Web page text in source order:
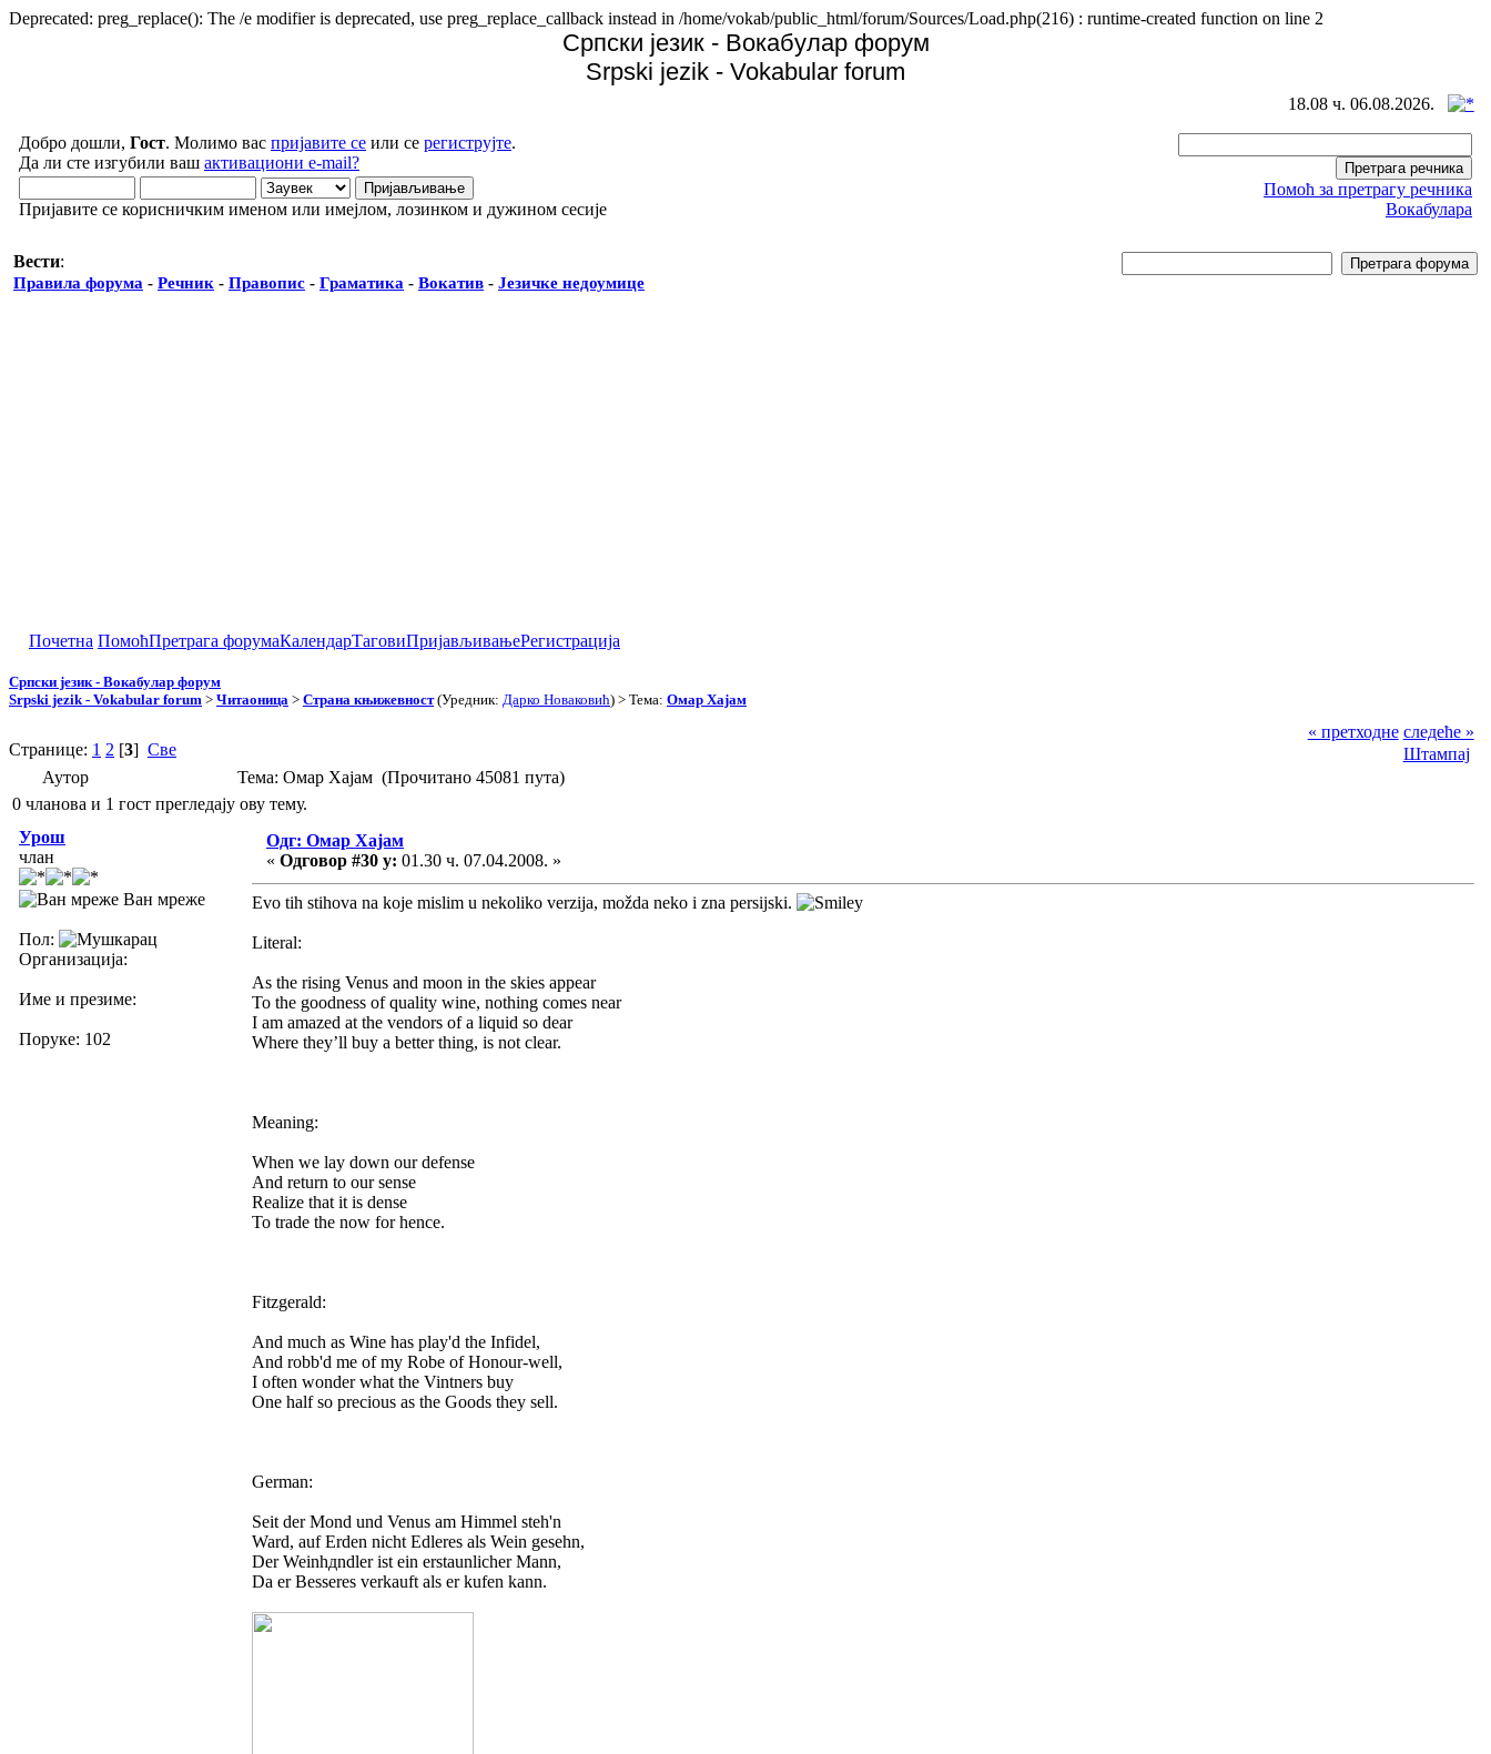
Deprecated: preg_replace(): The /e modifier is deprecated, use preg_replace_callback instead in /home/vokab/public_html/forum/Sources/Load.php(216) : runtime-created function on line 2
Српски језик - Вокабулар форум
Srpski jezik - Vokabular forum
18.08 ч. 06.08.2026.
Добро дошли, Гост. Молимо вас пријавите се или се региструјте.
Да ли сте изгубили ваш активациони e-mail?
Пријавите се корисничким именом или имејлом, лозинком и дужином сесије
Помоћ за претрагу речника
Вокабулара
Вести:
Правила форума - Речник - Правопис - Граматика - Вокатив - Језичке недоумице
Почетна ПомоћПретрага форумаКалендарТаговиПријављивањеРегистрација
Српски језик - Вокабулар форум
Srpski jezik - Vokabular forum > Читаоница > Страна књижевност(Уредник: Дарко Новаковић) > Тема: Омар Хајам
Странице: 1 2 [3] Све
« претходне следеће »
Штампај
Аутор
Тема: Омар Хајам (Прочитано 45081 пута)
0 чланова и 1 гост прегледају ову тему.
Урош
члан
Ван мреже
Пол:
Организација:
Име и презиме:
Поруке: 102
Одг: Омар Хајам
« Одговор #30 у: 01.30 ч. 07.04.2008. »
Evo tih stihova na koje mislim u nekoliko verzija, možda neko i zna persijski.
Literal:
As the rising Venus and moon in the skies appear
To the goodness of quality wine, nothing comes near
I am amazed at the vendors of a liquid so dear
Where they’ll buy a better thing, is not clear.
Meaning:
When we lay down our defense
And return to our sense
Realize that it is dense
To trade the now for hence.
Fitzgerald:
And much as Wine has play'd the Infidel,
And robb'd me of my Robe of Honour-well,
I often wonder what the Vintners buy
One half so precious as the Goods they sell.
German:
Seit der Mond und Venus am Himmel steh'n
Ward, auf Erden nicht Edleres als Wein gesehn,
Der Weinhдndler ist ein erstaunlicher Mann,
Da er Besseres verkauft als er kufen kann.